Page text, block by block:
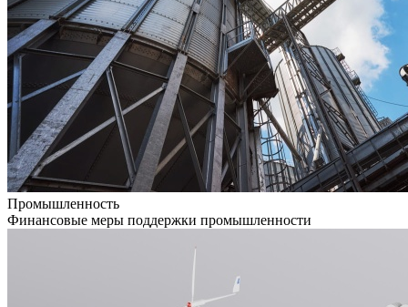
Промышленность
Финансовые меры поддержки промышленности